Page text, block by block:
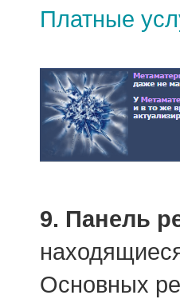
Платные
9. Панель
Основных